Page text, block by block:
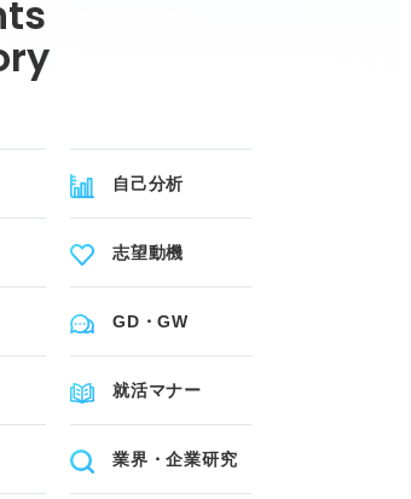
自己分析
志望動機
GD・GW
就活マナー
業界・企業研究